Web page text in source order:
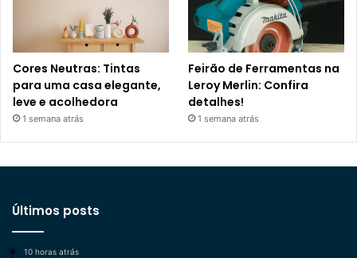
Cores Neutras: Tintas
para uma casa elegante,
leve e acolhedora
1 semana atrás
Feirão de Ferramentas na
Leroy Merlin: Confira
detalhes!
1 semana atrás
Últimos posts
10 horas atrás